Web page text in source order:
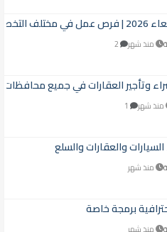
منذ شهر
وتأجير العقارات في جميع محافظات
منذ شهر
والعقارات والسلع
منذ شهر
برمجة خاصة
منذ شهر